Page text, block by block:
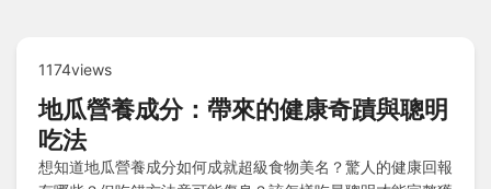
1174views
地瓜營養成分：帶來的健康奇蹟與聰明
吃法
想知道地瓜營養成分如何成就超級食物美名？驚人的健康回報